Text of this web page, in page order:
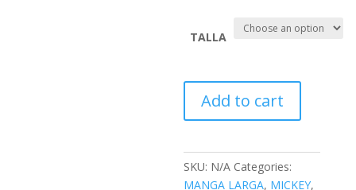
TALLA
MM03
Add to cart
SKU: N/A Categories:
MANGA LARGA, MICKEY,